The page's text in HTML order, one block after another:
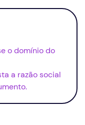
o domínio do
a razão social